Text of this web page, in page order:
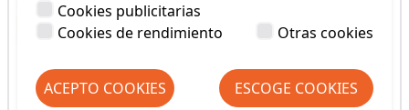
Cookies publicitarias
Cookies de rendimiento
Otras cookies
ACEPTO COOKIES ESCOGE COOKIES